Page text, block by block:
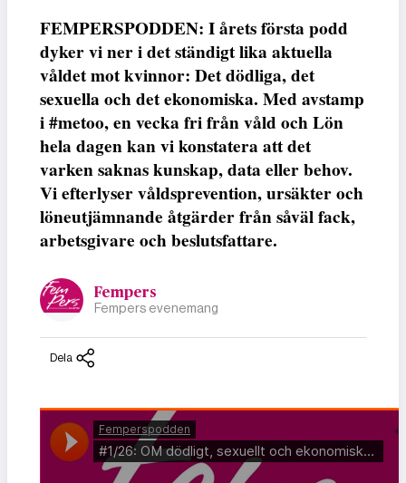
FEMPERSPODDEN: I årets första podd
dyker vi ner i det ständigt lika aktuella
våldet mot kvinnor: Det dödliga, det
sexuella och det ekonomiska. Med avstamp
i #metoo, en vecka fri från våld och Lön
hela dagen kan vi konstatera att det
varken saknas kunskap, data eller behov.
Vi efterlyser våldsprevention, ursäkter och
löneutjämnande åtgärder från såväl fack,
arbetsgivare och beslutsfattare.
Fempers
Fempers evenemang
Dela